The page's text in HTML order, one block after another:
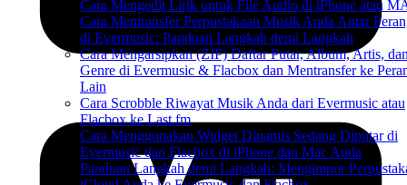
Cara Mengedit Lirik untuk File Audio di iPhone atau
Cara Mentransfer Perpustakaan Musik Anda Antar
di Evermusic: Panduan Langkah demi Langkah
Cara Mengarsipkan (ZIP) Daftar Putar, Album, Artis,
Genre di Evermusic & Flacbox dan Mentransfer ke
Lain
Cara Scrobble Riwayat Musik Anda dari Evermusic atau
Flacbox ke Last.fm
Cara Menggunakan Widget Dinamis Sedang Diputar di
Evermusic dan Flacbox di iPhone dan Mac Anda
Panduan Langkah demi Langkah: Mengimpor